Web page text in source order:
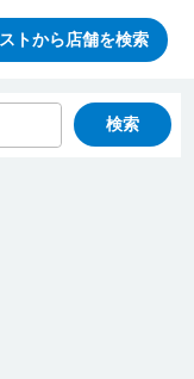
トから店舗を検索
検索